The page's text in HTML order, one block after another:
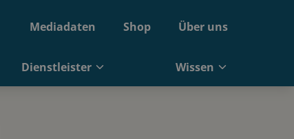
Mediadaten Shop Über uns
Dienstleister Wissen